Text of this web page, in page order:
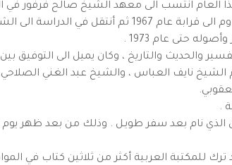
انتسب الى معهد الشيخ صالح فرفور في
وفي بداية عام 1966/ رجع الى معهد الشيخ صالح فرفور ،
حتى عام 1973 .
والحديث والتاريخ ، وكان يميل الى التوفيق
نايف العباس ، والشيخ عبد الغني
.
للمكتبة العربية أكثر من ثلاثين كتاب في